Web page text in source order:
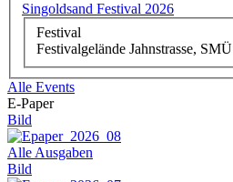
Singoldsand Festival 2026
Festival
Festivalgelände Jahnstrasse, SMÜ
Alle Events
E-Paper
Bild
Alle Ausgaben
Bild